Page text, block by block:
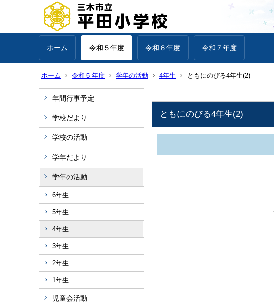
ホーム 令和５年度 令和６年度 令和７年度
ホーム 令和５年度 学年の活動 4年生 ともにのびる4年生(2)
年間行事予定
学校だより
学校の活動
学年だより
学年の活動
6年生
5年生
4年生
3年生
2年生
1年生
児童会活動
ともにのびる4年生(2)